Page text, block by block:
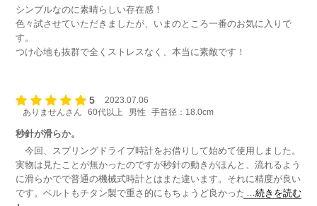
シンプルなのに素晴らしい存在感！
色々試させていただきましたが、いまのところ一番のお気に入りで
す。
つけ心地も抜群で全くストレスなく、本当に素敵です！
5
2023.07.06
ありませんさん
60代以上 男性 手首径：18.0cm
秒針が滑らか。
今回、スプリングドライブ時計をお借りして始めて使用しました。
実物は見たことが無かったのですが秒針の動きがほんと、流れるよう
に滑らかでで普通の機械式時計とはまた違います。それに精度が良い
です。ベルトもチタン製で重さ的にもちょうど良かったです。なんの
…続きを読む